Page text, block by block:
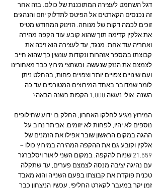
דגל השחמט לעצירה המתוכננת של כולם. בזה אחר
זה נכנסים הקארטים אל הפיטס לתדלוק יזום והנהגים
זוכים לכמה דקות של מנוחה. הזינוק המחודש מטיס
את אלקין קדימה תוך שהוא קובע עוד הקפה מהירה
ואחריה עוד אחת. מנגד, עד לעצירה הוא זיכה את
קבוצתו במספר אזהרות ונקודות עונשין כך שהוא חייב
לצמצם את הנזק שנעשה. וכשחצי מירוץ כבר מאחורינו
ועם שינויים צפויים יותר וצפויים פחות, בהחלט ניתן
לומר שמדובר באחד המירוצים המטורפים עד כה
השנה. אולי נעשה 1,000 הקפות בשנה הבאה?
המירוץ מגיע לחלקו האחרון, החלק בו ידוע שחילופים
נוספים לא יהיו, לפחות לא יזומים. אביתר נרוב על
ההגה במקום הראשון שובר אפילו את הזמנים של
אלקין וקובע גם את ההקפה המהירה במירוץ כולו –
21.559 שניות להקפה. במקום השני ליאור ויסלברגר
עם נהיגה יציבה מנסה לצמצם פערים, עד שתקלה
טכנית פוקדת את קבוצתו בפעם השנייה והוא מאבד
זמן יקר במעבר לקארט החליפי. עכשיו הניצחון כבר